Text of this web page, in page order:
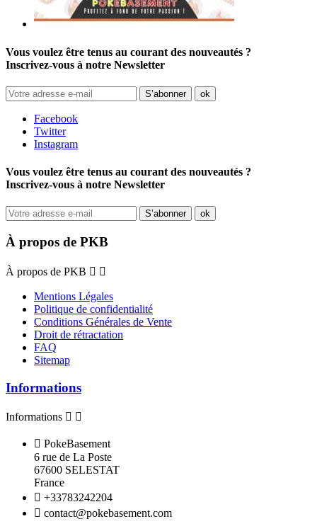
Vous voulez être tenus au courant des nouveautés ?
Inscrivez-vous à notre Newsletter
Facebook
Twitter
Instagram
Vous voulez être tenus au courant des nouveautés ?
Inscrivez-vous à notre Newsletter
À propos de PKB
À propos de PKB  
Mentions Légales
Politique de confidentialité
Conditions Générales de Vente
Droit de rétractation
FAQ
Sitemap
Informations
Informations  
 PokeBasement
6 rue de La Poste
67600 SELESTAT
France
 +33783242204
 contact@pokebasement.com